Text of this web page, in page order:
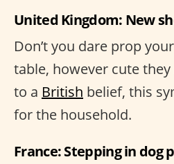
United Kingdom: New
Don’t you dare prop
table, however cute
to a British belief, this
for the household.
France: Stepping in dog